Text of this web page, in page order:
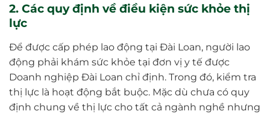
2. Các quy định về điều kiện sức khỏe thị
lực
Để được cấp phép lao động tại Đài Loan, người lao
động phải khám sức khỏe tại đơn vị y tế được
Doanh nghiệp Đài Loan chỉ định. Trong đó, kiểm tra
thị lực là hoạt động bắt buộc. Mặc dù chưa có quy
định chung về thị lực cho tất cả ngành nghề nhưng